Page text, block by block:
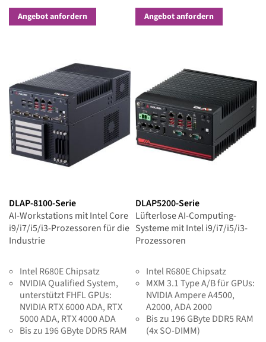
Angebot anfordern Angebot anfordern
DLAP-8100-Serie
AI-Workstations mit Intel Core
i9/i7/i5/i3-Prozessoren für die
Industrie
Intel R680E Chipsatz
NVIDIA Qualified System,
unterstützt FHFL GPUs:
NVIDIA RTX 6000 ADA, RTX
5000 ADA, RTX 4000 ADA
Bis zu 196 GByte DDR5 RAM
DLAP5200-Serie
Lüfterlose AI-Computing-
Systeme mit Intel i9/i7/i5/i3-
Prozessoren
Intel R680E Chipsatz
MXM 3.1 Type A/B für GPUs:
NVIDIA Ampere A4500,
A2000, ADA 2000
Bis zu 196 GByte DDR5 RAM
(4x SO-DIMM)